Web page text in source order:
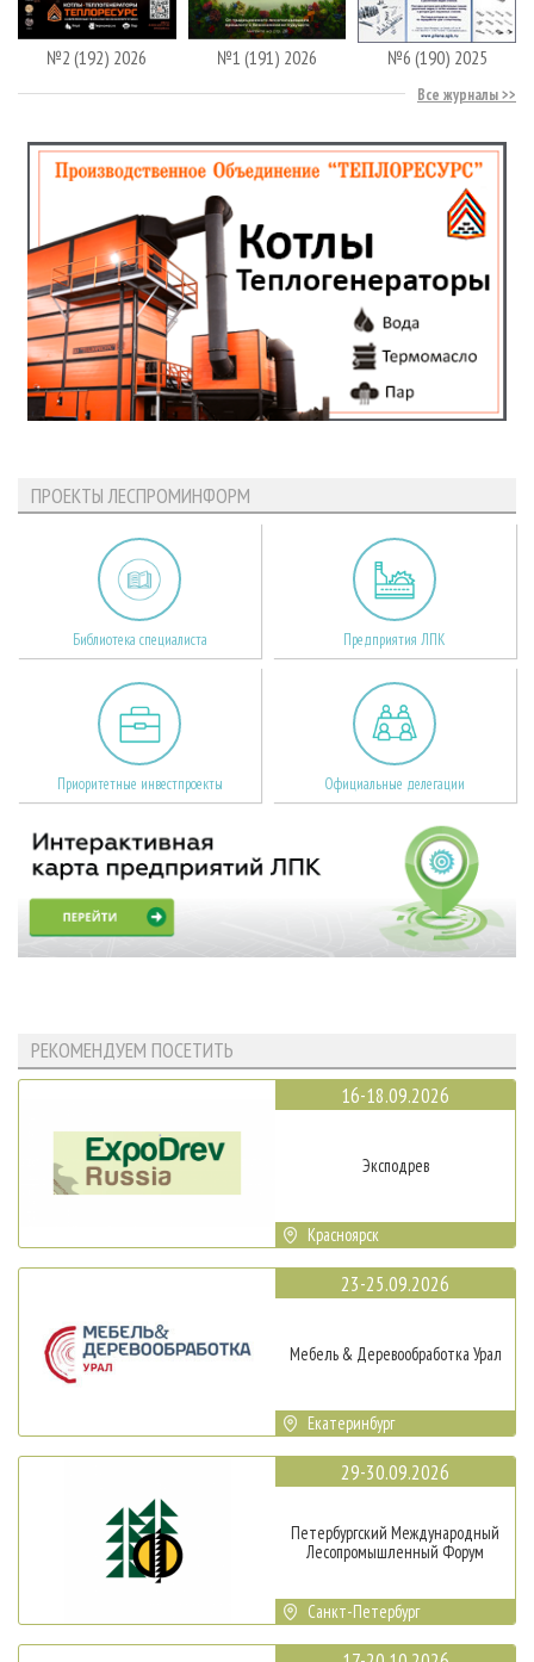
№2 (192) 2026 №1 (191) 2026 №6 (190) 2025
Все журналы
ПРОЕКТЫ ЛЕСПРОМИНФОРМ
Библиотека специалиста Предприятия ЛПК
Приоритетные инвестпроекты Официальные делегации
РЕКОМЕНДУЕМ ПОСЕТИТЬ
16-18.09.2026
Эксподрев
Красноярск
23-25.09.2026
Мебель & Деревообработка Урал
Екатеринбург
29-30.09.2026
Петербургский Международный
Лесопромышленный Форум
Санкт-Петербург